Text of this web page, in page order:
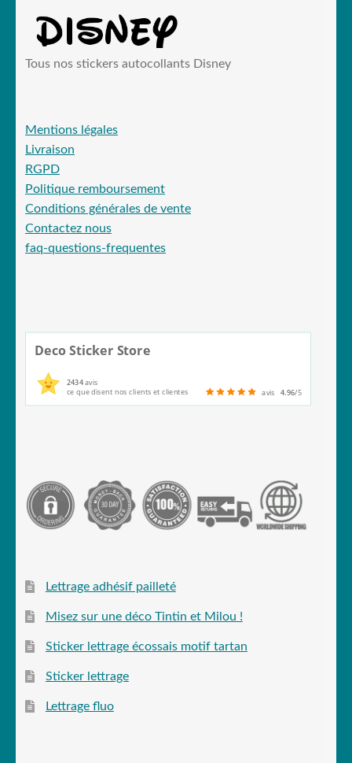
Tous nos stickers autocollants Disney
Mentions légales
Livraison
RGPD
Politique remboursement
Conditions générales de vente
Contactez nous
faq-questions-frequentes
Deco Sticker Store
2434avis
ce que disent nos clients et clientes avis 4.96/5
Lettrage adhésif pailleté
Misez sur une déco Tintin et Milou !
Sticker lettrage écossais motif tartan
Sticker lettrage
Lettrage fluo